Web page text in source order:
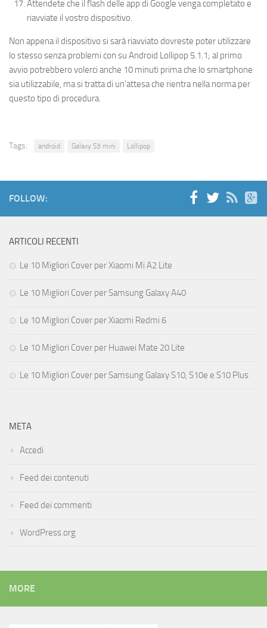
Attendete che il flash delle app di Google venga completato e
riavviate il vostro dispositivo.
Non appena il dispositivo si sarà riavviato dovreste poter utilizzare
lo stesso senza problemi con su Android Lollipop 5.1.1; al primo
avvio potrebbero volerci anche 10 minuti prima che lo smartphone
sia utilizzabile, ma si tratta di un’attesa che rientra nella norma per
questo tipo di procedura.
Tags: android Galaxy S3 mini Lollipop
FOLLOW:
ARTICOLI RECENTI
Le 10 Migliori Cover per Xiaomi Mi A2 Lite
Le 10 Migliori Cover per Samsung Galaxy A40
Le 10 Migliori Cover per Xiaomi Redmi 6
Le 10 Migliori Cover per Huawei Mate 20 Lite
Le 10 Migliori Cover per Samsung Galaxy S10, S10e e S10 Plus
META
Accedi
Feed dei contenuti
Feed dei commenti
WordPress.org
MORE